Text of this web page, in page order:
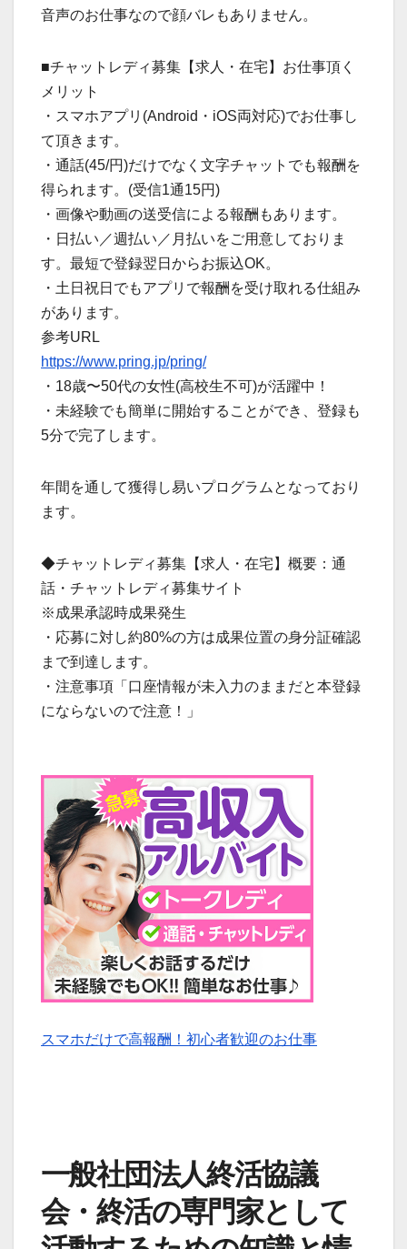
音声のお仕事なので顔バレもありません。
■チャットレディ募集【求人・在宅】お仕事頂く
メリット
・スマホアプリ(Android・iOS両対応)でお仕事し
て頂きます。
・通話(45/円)だけでなく文字チャットでも報酬を
得られます。(受信1通15円)
・画像や動画の送受信による報酬もあります。
・日払い／週払い／月払いをご用意しておりま
す。最短で登録翌日からお振込OK。
・土日祝日でもアプリで報酬を受け取れる仕組み
があります。
参考URL
https://www.pring.jp/pring/
・18歳〜50代の女性(高校生不可)が活躍中！
・未経験でも簡単に開始することができ、登録も
5分で完了します。
年間を通して獲得し易いプログラムとなっており
ます。
◆チャットレディ募集【求人・在宅】概要：通
話・チャットレディ募集サイト
※成果承認時成果発生
・応募に対し約80%の方は成果位置の身分証確認
まで到達します。
・注意事項「口座情報が未入力のままだと本登録
にならないので注意！」
スマホだけで高報酬！初心者歓迎のお仕事
一般社団法人終活協議
会・終活の専門家として